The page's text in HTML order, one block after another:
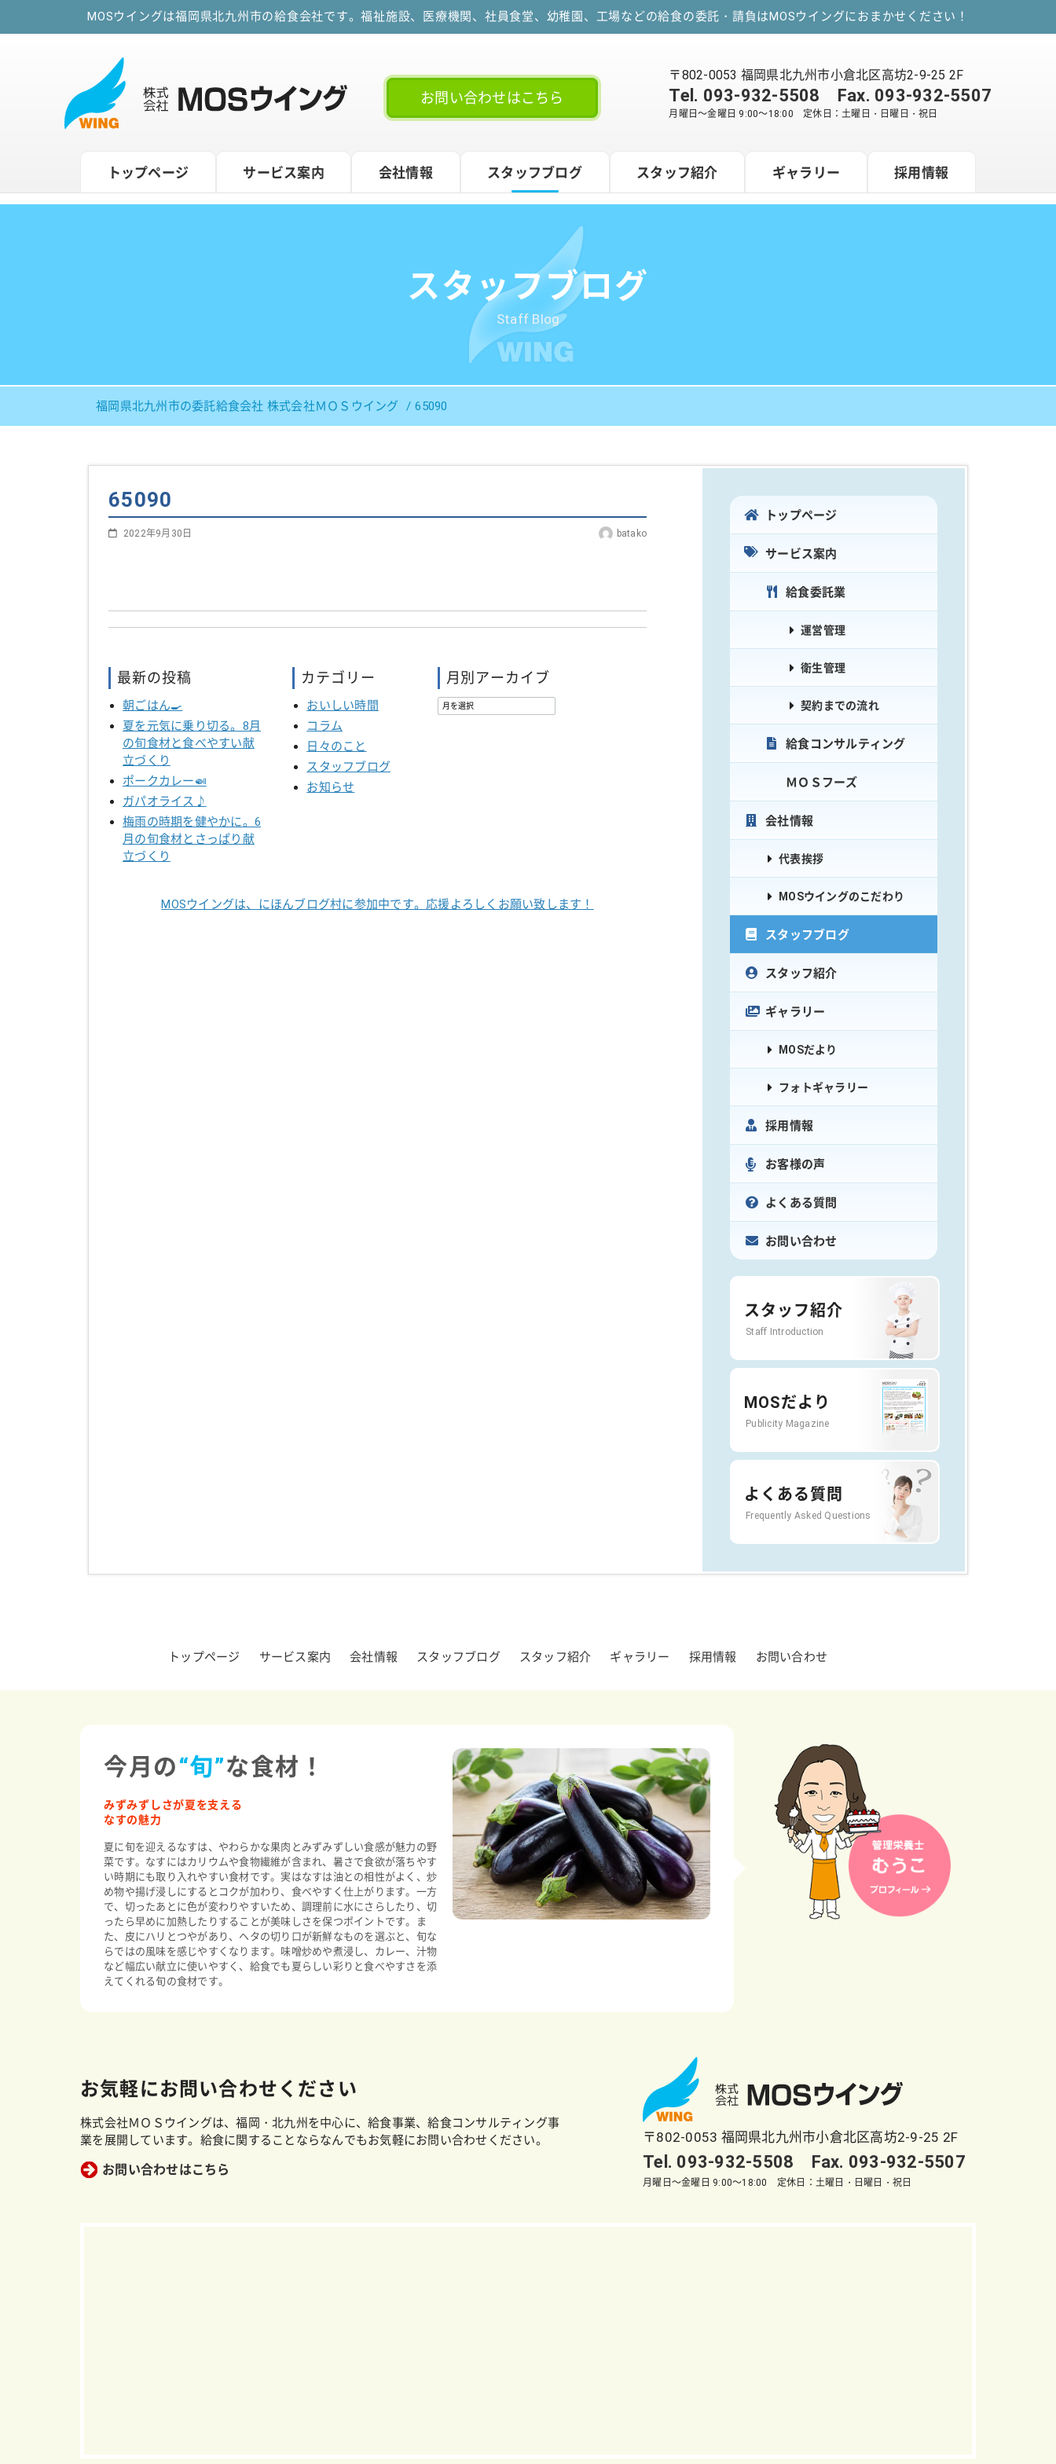
MOSウイングは福岡県北九州市の給食会社です。福祉施設、医療機関、社員食堂、幼稚園、工場などの給食の委託・請負はMOSウイングにおまかせください！
お問い合わせはこちら
〒802-0053 福岡県北九州市小倉北区高坊2-9-25 2F
Tel. 093-932-5508 Fax. 093-932-5507
月曜日～金曜日 9:00～18:00 定休日：土曜日・日曜日・祝日
トップページ サービス案内 会社情報 スタッフブログ スタッフ紹介 ギャラリー 採用情報
スタッフブログ
Staff Blog
福岡県北九州市の委託給食会社 株式会社ＭＯＳウイング 65090
65090
2022年9月30日 batako
最新の投稿
朝ごはん🍳
夏を元気に乗り切る。8月
の旬食材と食べやすい献
立づくり
ポークカレー🍛
ガパオライス♪
梅雨の時期を健やかに。6
月の旬食材とさっぱり献
立づくり
カテゴリー
おいしい時間
コラム
日々のこと
スタッフブログ
お知らせ
月別アーカイブ
MOSウイングは、にほんブログ村に参加中です。 応援よろしくお願い致します！
トップページ
サービス案内
給食委託業
運営管理
衛生管理
契約までの流れ
給食コンサルティング
ＭＯＳフーズ
会社情報
代表挨拶
MOSウイングのこだわり
スタッフブログ
スタッフ紹介
ギャラリー
MOSだより
フォトギャラリー
採用情報
お客様の声
よくある質問
お問い合わせ
スタッフ紹介
Staff Introduction
MOSだより
Publicity Magazine
よくある質問
Frequently Asked Questions
トップページ サービス案内 会社情報 スタッフブログ スタッフ紹介 ギャラリー 採用情報 お問い合わせ
今月の“旬”な食材！
みずみずしさが夏を支える
なすの魅力
夏に旬を迎えるなすは、やわらかな果肉とみずみずしい食感が魅力の野
菜です。なすにはカリウムや食物繊維が含まれ、暑さで食欲が落ちやす
い時期にも取り入れやすい食材です。実はなすは油との相性がよく、炒
め物や揚げ浸しにするとコクが加わり、食べやすく仕上がります。一方
で、切ったあとに色が変わりやすいため、調理前に水にさらしたり、切
ったら早めに加熱したりすることが美味しさを保つポイントです。ま
た、皮にハリとつやがあり、ヘタの切り口が新鮮なものを選ぶと、旬な
らではの風味を感じやすくなります。味噌炒めや煮浸し、カレー、汁物
など幅広い献立に使いやすく、給食でも夏らしい彩りと食べやすさを添
えてくれる旬の食材です。
お気軽にお問い合わせください
株式会社ＭＯＳウイングは、福岡・北九州を中心に、給食事業、給食コンサルティング事
業を展開しています。給食に関することならなんでもお気軽にお問い合わせください。
お問い合わせはこちら
〒802-0053 福岡県北九州市小倉北区高坊2-9-25 2F
Tel. 093-932-5508 Fax. 093-932-5507
月曜日～金曜日 9:00～18:00 定休日：土曜日・日曜日・祝日